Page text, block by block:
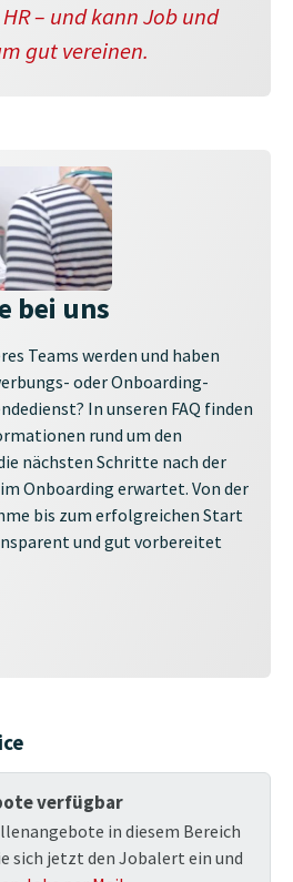
– und kann Job und
gut vereinen.
bei uns
Teams werden und haben
oder Onboarding-
In unseren FAQ finden
rund um den
nächsten Schritte nach der
Onboarding erwartet. Von der
bis zum erfolgreichen Start
und gut vorbereitet
verfügbar
in diesem Bereich
sich jetzt den Jobalert ein und